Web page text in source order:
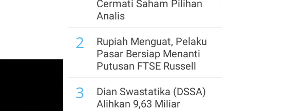
Cermati Saham Pilihan
Analis
2
Rupiah Menguat, Pelaku
Pasar Bersiap Menanti
Putusan FTSE Russell
3
Dian Swastatika (DSSA)
Alihkan 9,63 Miliar